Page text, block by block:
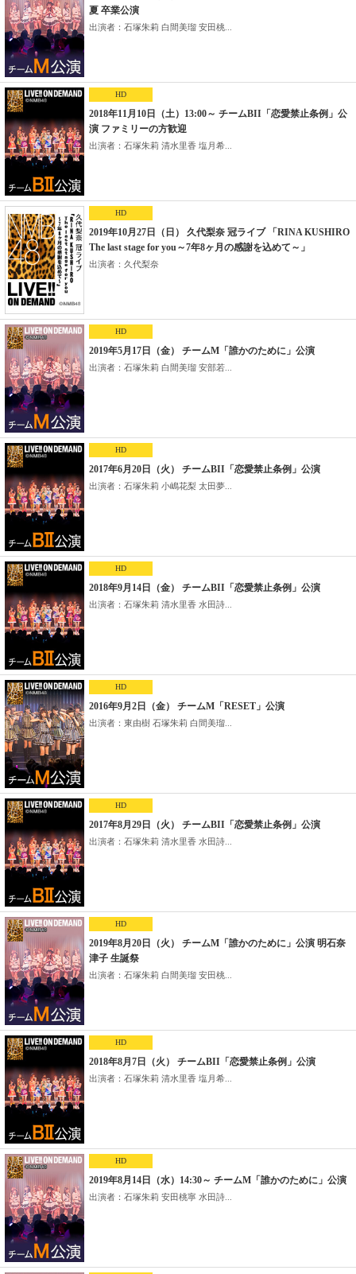
夏 卒業公演
出演者：石塚朱莉 白間美瑠 安田桃...
HD
2018年11月10日（土）13:00～ チームBII「恋愛禁止条例」公
演 ファミリーの方歓迎
出演者：石塚朱莉 清水里香 塩月希...
HD
2019年10月27日（日） 久代梨奈 冠ライブ 「RINA KUSHIRO
The last stage for you～7年8ヶ月の感謝を込めて～」
出演者：久代梨奈
HD
2019年5月17日（金） チームM「誰かのために」公演
出演者：石塚朱莉 白間美瑠 安部若...
HD
2017年6月20日（火） チームBII「恋愛禁止条例」公演
出演者：石塚朱莉 小嶋花梨 太田夢...
HD
2018年9月14日（金） チームBII「恋愛禁止条例」公演
出演者：石塚朱莉 清水里香 水田詩...
HD
2016年9月2日（金） チームM「RESET」公演
出演者：東由樹 石塚朱莉 白間美瑠...
HD
2017年8月29日（火） チームBII「恋愛禁止条例」公演
出演者：石塚朱莉 清水里香 水田詩...
HD
2019年8月20日（火） チームM「誰かのために」公演 明石奈
津子 生誕祭
出演者：石塚朱莉 白間美瑠 安田桃...
HD
2018年8月7日（火） チームBII「恋愛禁止条例」公演
出演者：石塚朱莉 清水里香 塩月希...
HD
2019年8月14日（水）14:30～ チームM「誰かのために」公演
出演者：石塚朱莉 安田桃寧 水田詩...